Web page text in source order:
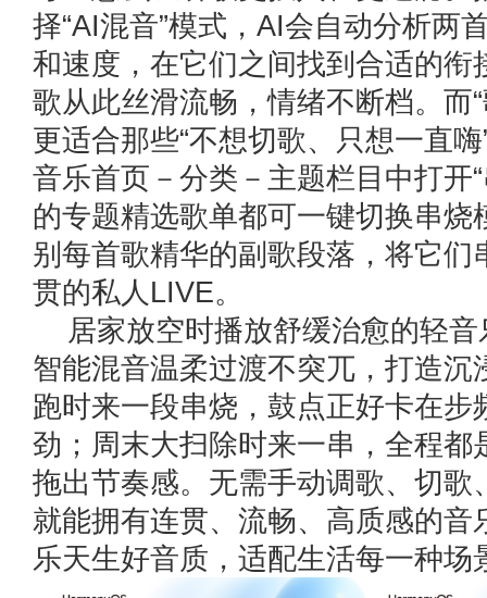
择“AI混音”模式，AI会自动分析两
和速度，在它们之间找到合适的衔
歌从此丝滑流畅，情绪不断档。而
更适合那些“不想切歌、只想一直
音乐首页－分类－主题栏目中打开
的专题精选歌单都可一键切换串烧
别每首歌精华的副歌段落，将它们
贯的私人LIVE。
居家放空时播放舒缓治愈的轻
智能混音温柔过渡不突兀，打造沉
跑时来一段串烧，鼓点正好卡在步
劲；周末大扫除时来一串，全程都
拖出节奏感。无需手动调歌、切歌
就能拥有连贯、流畅、高质感的音
乐天生好音质，适配生活每一种场